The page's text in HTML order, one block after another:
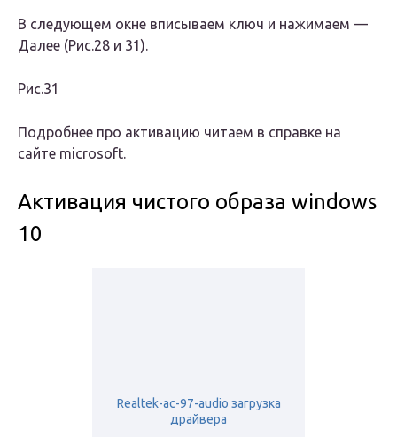
В следующем окне вписываем ключ и нажимаем —
Далее (Рис.28 и 31).
Рис.31
Подробнее про активацию читаем в справке на
сайте microsoft.
Активация чистого образа windows
10
Realtek-ac-97-audio загрузка
драйвера